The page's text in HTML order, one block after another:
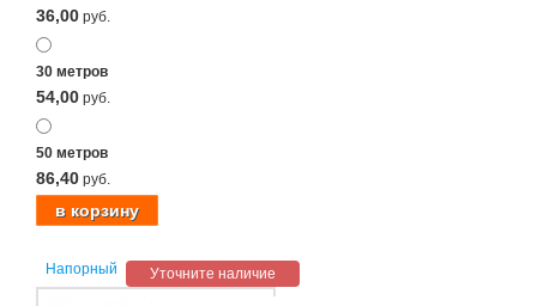
36,00 руб.
30 метров
54,00 руб.
50 метров
86,40 руб.
Уточните наличие
Напорный